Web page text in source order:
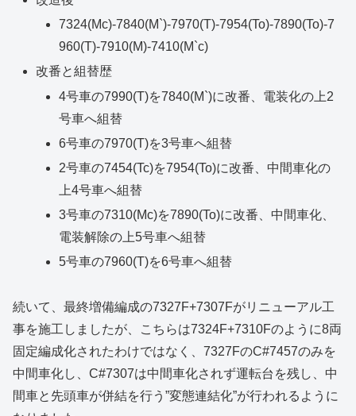
7324(Mc)-7840(M`)-7970(T)-7954(To)-7890(To)-7
960(T)-7910(M)-7410(M`c)
改番と組替歴
4号車の7990(T)を7840(M`)に改番、電装化の上2
号車へ組替
6号車の7970(T)を3号車へ組替
2号車の7454(Tc)を7954(To)に改番、中間車化の
上4号車へ組替
3号車の7310(Mc)を7890(To)に改番、中間車化、
電装解除の上5号車へ組替
5号車の7960(T)を6号車へ組替
続いて、最終増備編成の7327F+7307Fがリニューアル工
事を施工しましたが、こちらは7324F+7310Fのように8両
固定編成化されたわけではなく、7327FのC#7457のみを
中間車化し、C#7307は中間車化されず運転台を残し、中
間車と先頭車が併結を行う”変態連結化”が行われるように